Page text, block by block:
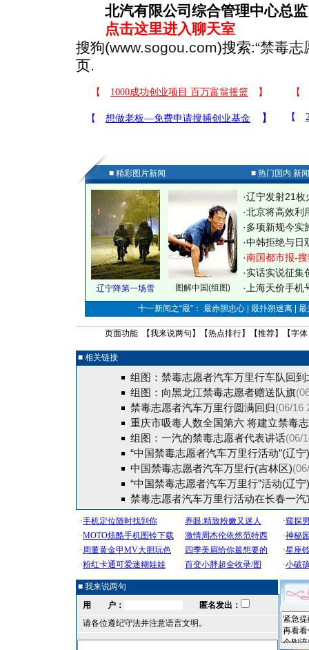
北汽有限公司综合管理中心总监
点击这里进入聊天室
搜狗(www.sogou.com)搜索:“禁毒志
页.
■ 精彩图片新闻 ■ 热门国内 新
辽宁降第一场雪 图解中国(组图)
·辽宁发射21枚
·北京将高效利
·多项新规今实
·中韩拒绝与日
·南国都市报-
·实话实说征集
· 上海天价手
十一新闻之“最”： 最赤胆忠心 | 最扑朔迷离 |
页面功能 【我来说两句 】【热点排行】【推荐】【字体
■ 相关链接
组图：禁毒志愿者汽车万里行车队回到
组图：向黑龙江禁毒志愿者赠送队旗
禁毒志愿者汽车万里行圆满回归(06/16
重庆市吸毒人数全国第六 将建立禁毒
组图：一汽的禁毒志愿者代表讲话(06/
“中国禁毒志愿者汽车万里行活动”(辽宁)
中国禁毒志愿者汽车万里行(吉林区)
“中国禁毒志愿者汽车万里行”活动(辽宁)
禁毒志愿者汽车万里行活动在长春一汽
■ 我来说两句
用 户：
匿名发出：
请各位遵纪守法并注意语言文明。